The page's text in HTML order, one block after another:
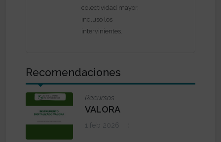
colectividad mayor,
incluso los
intervinientes.
Recomendaciones
Recursos
VALORA
1 feb 2026